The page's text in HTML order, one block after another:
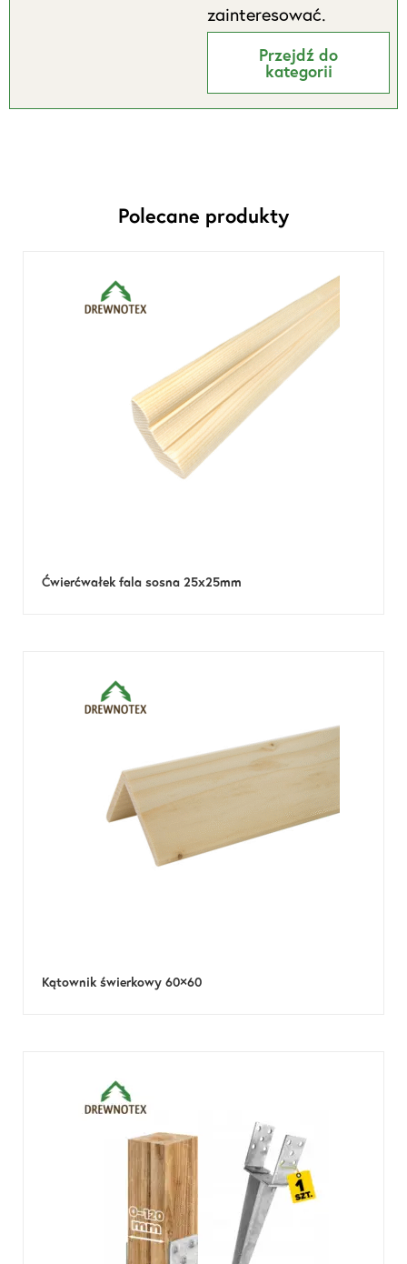
zainteresować.
Przejdź do
kategorii
Polecane produkty
Ćwierćwałek fala sosna 25x25mm
Kątownik świerkowy 60×60